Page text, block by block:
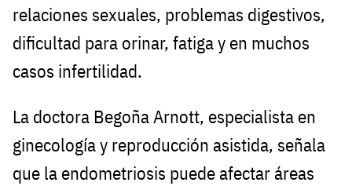
relaciones sexuales, problemas digestivos,
dificultad para orinar, fatiga y en muchos
casos infertilidad.
La doctora Begoña Arnott, especialista en
ginecología y reproducción asistida, señala
que la endometriosis puede afectar áreas